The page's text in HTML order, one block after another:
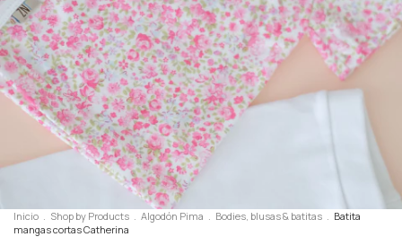
Inicio . Shop by Products . Algodón Pima . Bodies, blusas & batitas . Batita
mangas cortas Catherina